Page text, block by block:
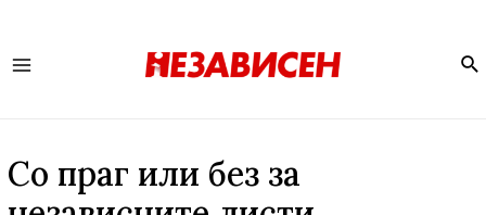
Со праг или без за